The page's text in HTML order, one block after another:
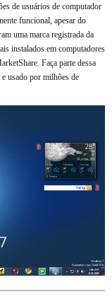
de usuários de computador
funcional, apesar do
uma marca registrada da
instalados em computadores
Faça parte dessa
usado por milhões de